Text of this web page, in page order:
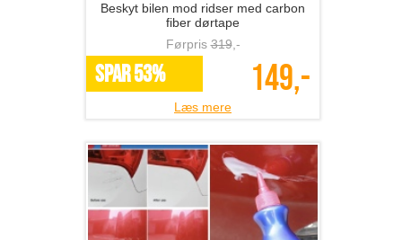
Beskyt bilen mod ridser med carbon
fiber dørtape
Førpris319,-
SPAR 53% 149,-
Læs mere